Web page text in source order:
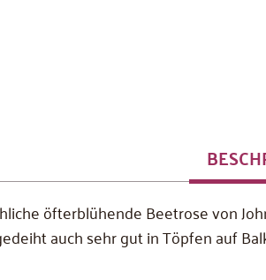
öfterblühende Beetrose von
auch sehr gut in Töpfen auf